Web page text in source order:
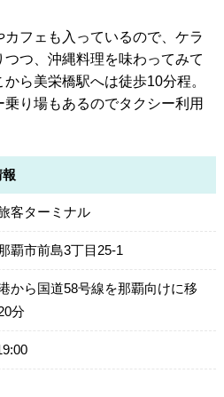
フェも入っているので、ケラ
つ、沖縄料理を味わってみて
ら美栄橋駅へは徒歩10分程。
り場もあるのでタクシー利用
報
客ターミナル
覇市前島3丁目25-1
から国道58号線を那覇向けに移
分